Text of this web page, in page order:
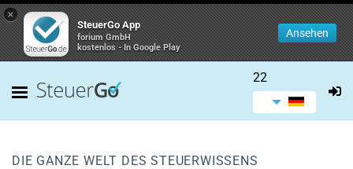
×
SteuerGo App
forium GmbH
kostenlos - In Google Play
Ansehen
22
DIE GANZE WELT DES STEUERWISSENS